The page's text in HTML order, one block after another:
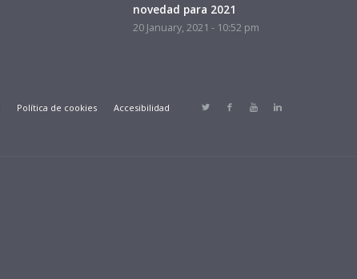
novedad para 2021
20 January, 2021 - 10:52 pm
Política de cookies Accesibilidad